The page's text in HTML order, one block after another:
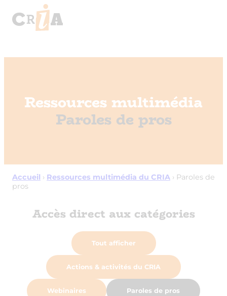
Ressources multimédia
Paroles de pros
Accueil › Ressources multimédia du CRIA › Paroles de
pros
Accès direct aux catégories
Tout afficher
Actions & activités du CRIA
Webinaires Paroles de pros